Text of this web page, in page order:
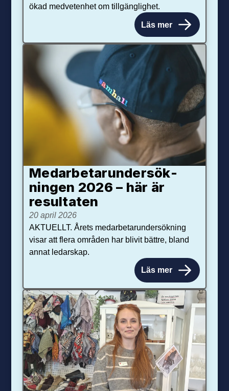
ökad medvetenhet om tillgänglighet.
Läs mer
Medarbetar­under­sök­
ningen 2026 – här är
resultaten
20 april 2026
AKTUELLT. Årets medarbetarundersökning
visar att flera områden har blivit bättre, bland
annat ledarskap.
Läs mer